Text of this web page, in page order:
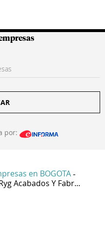
por:
en BOGOTA -
Acabados Y Fabr...